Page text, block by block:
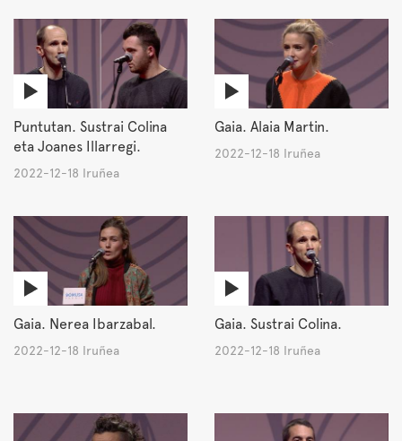
Puntutan. Sustrai Colina
eta Joanes Illarregi.
2022-12-18 Iruñea
Gaia. Alaia Martin.
2022-12-18 Iruñea
Gaia. Nerea Ibarzabal.
2022-12-18 Iruñea
Gaia. Sustrai Colina.
2022-12-18 Iruñea